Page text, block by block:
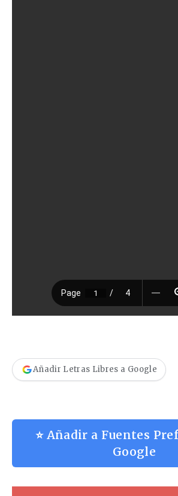
Añadir Letras Libres a Google
⭐ Añadir a Fuentes
Google